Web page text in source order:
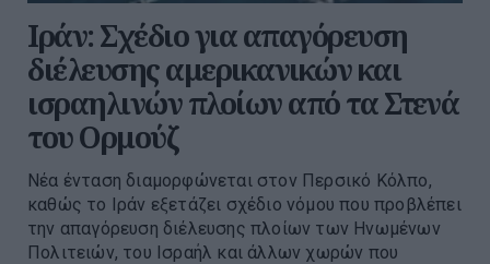
Ιράν: Σχέδιο για απαγόρευση
διέλευσης αμερικανικών και
ισραηλινών πλοίων από τα Στενά
του Ορμούζ
Νέα ένταση διαμορφώνεται στον Περσικό Κόλπο,
καθώς το Ιράν εξετάζει σχέδιο νόμου που προβλέπει
την απαγόρευση διέλευσης πλοίων των Ηνωμένων
Πολιτειών, του Ισραήλ και άλλων χωρών που